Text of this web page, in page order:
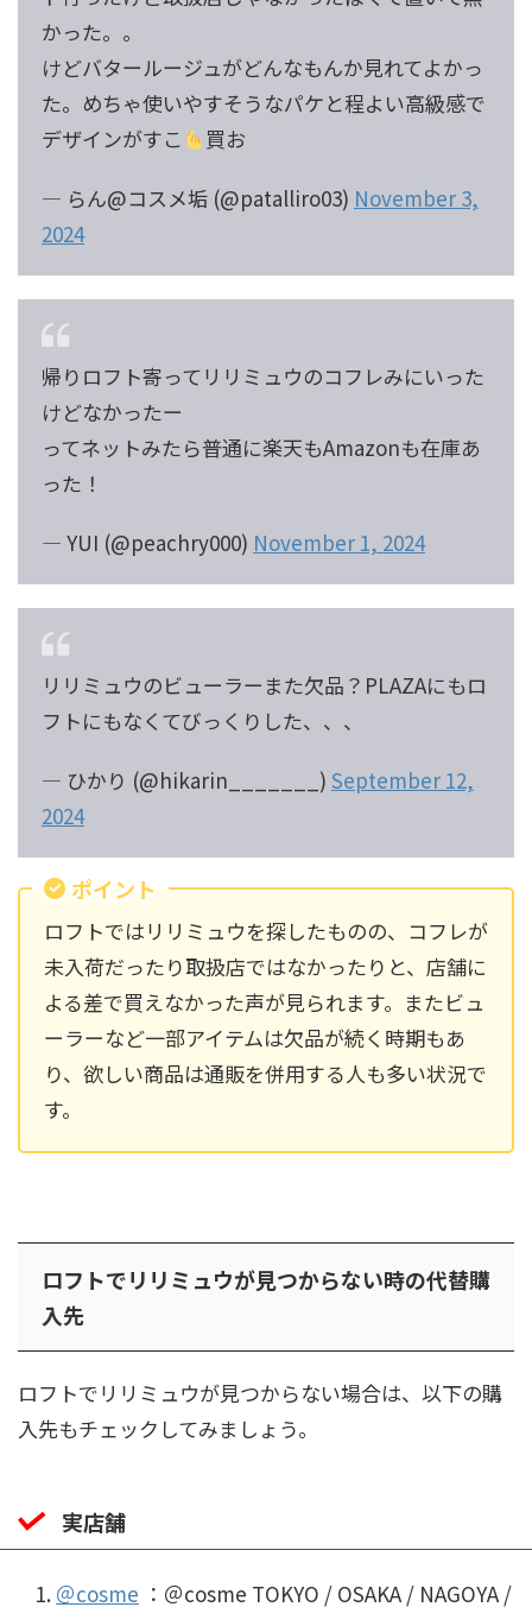
かった。。
けどバタールージュがどんなもんか見れてよかっ
た。めちゃ使いやすそうなパケと程よい高級感で
デザインがすこ
買お
— らん@コスメ垢 (@patalliro03) November 3,
2024
帰りロフト寄ってリリミュウのコフレみにいった
けどなかったー
ってネットみたら普通に楽天もAmazonも在庫あ
った！
— YUI (@peachry000) November 1, 2024
リリミュウのビューラーまた欠品？PLAZAにもロ
フトにもなくてびっくりした、、、
— ひかり (@hikarin_______) September 12,
2024
ポイント
ロフトではリリミュウを探したものの、コフレが
未入荷だったり取扱店ではなかったりと、店舗に
よる差で買えなかった声が見られます。またビュ
ーラーなど一部アイテムは欠品が続く時期もあ
り、欲しい商品は通販を併用する人も多い状況で
す。
ロフトでリリミュウが見つからない時の代替購
入先
ロフトでリリミュウが見つからない場合は、以下の購
入先もチェックしてみましょう。
実店舗
＠cosme ：＠cosme TOKYO / OSAKA / NAGOYA /